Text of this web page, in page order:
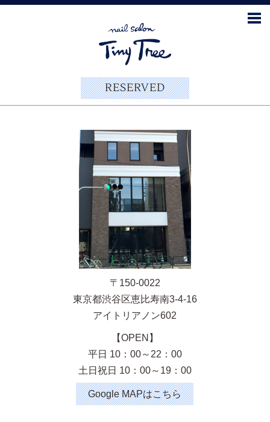
RESERVED
〒150-0022
東京都渋谷区恵比寿南3-4-16
アイトリアノン602
【OPEN】
平日 10：00～22：00
土日祝日 10：00～19：00
Google MAPはこちら